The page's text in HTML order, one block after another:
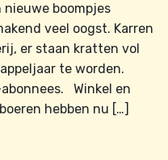
nieuwe boompjes
veel oogst. Karren
er staan kratten vol
te worden.
Winkel en
hebben nu […]